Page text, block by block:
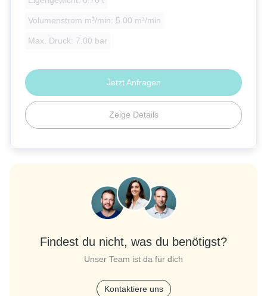
Volumenstrom m³/min: 5.00 m³/min
Max. Druck: 7.00 bar
Zeige Details
Jetzt Anfragen
Findest du nicht, was du benötigst?
Unser Team ist da für dich
Kontaktiere uns